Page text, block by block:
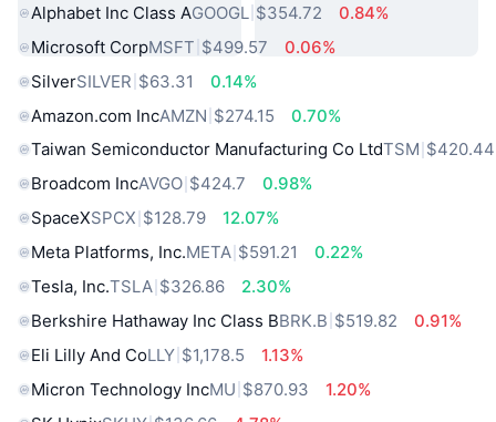
Alphabet Inc Class AGOOGL $354.72
0.84%
Microsoft CorpMSFT $499.57
0.06%
SilverSILVER $63.31
0.14%
Amazon.com IncAMZN $274.15
0.70%
Taiwan Semiconductor Manufacturing Co LtdTSM $420.44
Broadcom IncAVGO $424.7
0.98%
SpaceXSPCX $128.79
12.07%
Meta Platforms, Inc.META $591.21
0.22%
Tesla, Inc.TSLA $326.86
2.30%
Berkshire Hathaway Inc Class BBRK.B $519.82
0.91%
Eli Lilly And CoLLY $1,178.5
1.13%
Micron Technology IncMU $870.93
1.20%